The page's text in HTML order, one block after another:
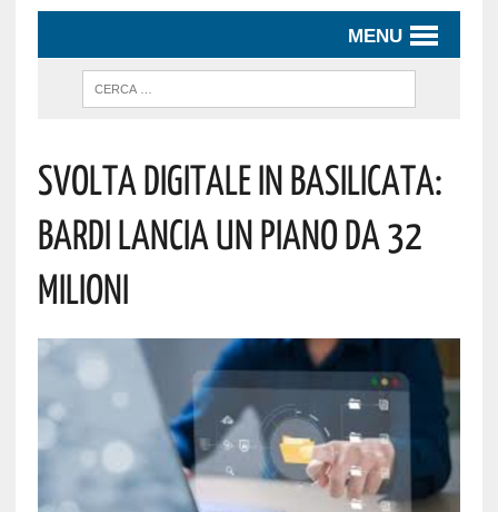
MENU
Svolta Digitale In Basilicata:
Bardi Lancia Un Piano Da 32
Milioni